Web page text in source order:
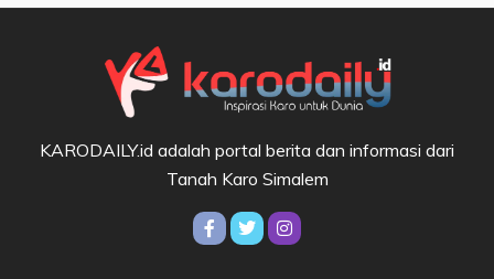
KARODAILY.id adalah portal berita dan informasi dari
Tanah Karo Simalem